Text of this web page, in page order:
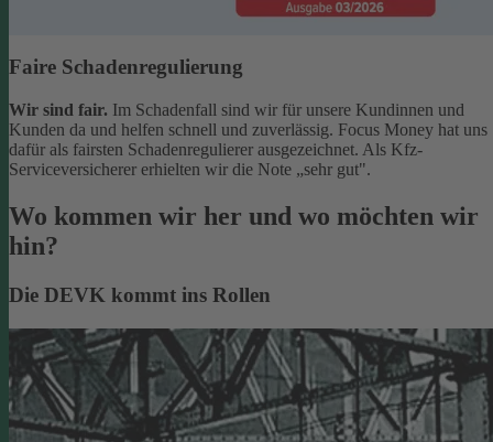
Faire Schadenregulierung
Wir sind fair. Im Schadenfall sind wir für unsere Kundinnen und
Kunden da und helfen schnell und zuverlässig. Focus Money hat uns
dafür als fairsten Schadenregulierer ausgezeichnet. Als Kfz-
Serviceversicherer erhielten wir die Note „sehr gut".
Wo kommen wir her und wo möchten wir
hin?
Die DEVK kommt ins Rollen